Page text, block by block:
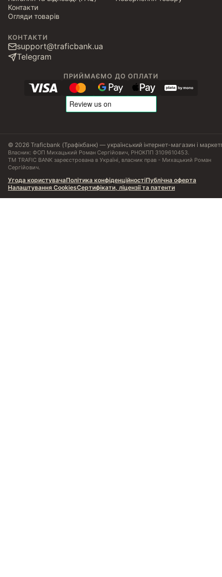
Контакти
Огляди товарів
КОНТАКТИ
support@traficbank.ua
Telegram
ПРИЙМАЄМО ДО ОПЛАТИ
© 2026 Traficbank (Трафікбанк) — український інтернет-магазин і
Власник: ФОП Михацький Роман Сергійович, РНОКПП 3109610453.
ТМ TRAFIC BANK зареєстрована в Україні, власник прав - Михацький Роман
Сергійович.
Угода користувачаПолітика конфіденційностіПублічна оферта
Налаштування CookiesСертифікати, ліцензії та патенти